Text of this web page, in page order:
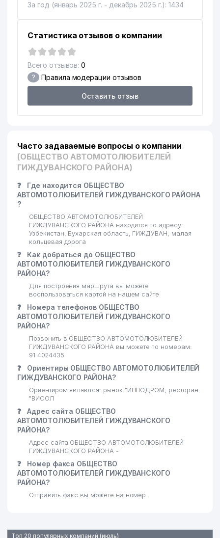
За год (январь 2025 г. - декабрь 2025 г.): 1434
Статистика отзывов о компании
Всего отзывов: 0
? Правила модерации отзывов
Оставить отзыв
Часто задаваемые вопросы о компании
(ОБЩЕСТВО АВТОМОТОЛЮБИТЕЛЕЙ
ГИЖДУВАНСКОГО РАЙОНА)
❓
Где находится ОБЩЕСТВО
АВТОМОТОЛЮБИТЕЛЕЙ ГИЖДУВАНСКОГО РАЙОНА
?
ОБЩЕСТВО АВТОМОТОЛЮБИТЕЛЕЙ
ГИЖДУВАНСКОГО РАЙОНА находится по адресу:
Узбекистан, Бухарская область, ГИЖДУВАН, малая
кольцевая дорога
❓
Как добраться до ОБЩЕСТВО
АВТОМОТОЛЮБИТЕЛЕЙ ГИЖДУВАНСКОГО
РАЙОНА?
Для построения маршрута вы можете
воспользоваться картой на нашем сайте
❓
Номера телефонов ОБЩЕСТВО
АВТОМОТОЛЮБИТЕЛЕЙ ГИЖДУВАНСКОГО
РАЙОНА?
Позвонить в ОБЩЕСТВО АВТОМОТОЛЮБИТЕЛЕЙ
ГИЖДУВАНСКОГО РАЙОНА вы можете по номерам:
91 4024435
❓
Ориентиры ОБЩЕСТВО АВТОМОТОЛЮБИТЕЛЕЙ
ГИЖДУВАНСКОГО РАЙОНА?
Ориентиром являются: рынок "ИППОДРОМ, ресторан
"ВИСОЛ
❓
Адрес сайта ОБЩЕСТВО
АВТОМОТОЛЮБИТЕЛЕЙ ГИЖДУВАНСКОГО
РАЙОНА?
Адрес сайта ОБЩЕСТВО АВТОМОТОЛЮБИТЕЛЕЙ
ГИЖДУВАНСКОГО РАЙОНА -
❓
Номер факса ОБЩЕСТВО
АВТОМОТОЛЮБИТЕЛЕЙ ГИЖДУВАНСКОГО
РАЙОНА?
Отправить факс вы можете на номер .
Топ 20 популярных компаний (июль)